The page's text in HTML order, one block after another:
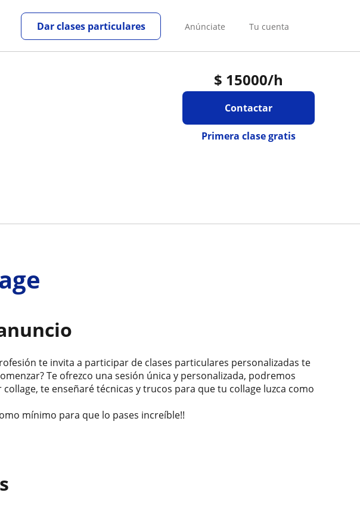
Anúnciate Tu cuenta
Dar clases particulares
$ 15000/h
Contactar
Primera clase gratis
te invita a participar de clases particulares personalizadas te
Te ofrezco una sesión única y personalizada, podremos
te enseñaré técnicas y trucos para que tu collage luzca como
mínimo para que lo pases increíble!!